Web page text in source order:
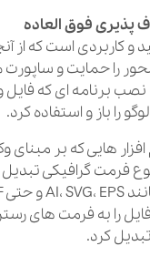
پذیری فوق العاده
و کاربردی است که از
را حمایت و ساپورت
برنامه‌ ای که
را باز و استفاده کرد.
افزار هایی که بر
فرمت گرافیکی